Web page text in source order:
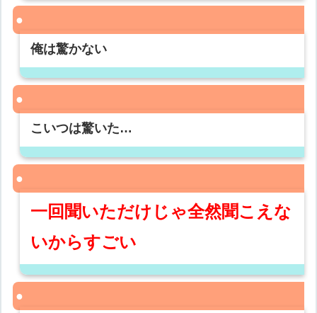
俺は驚かない
こいつは驚いた…
一回聞いただけじゃ全然聞こえな
いからすごい